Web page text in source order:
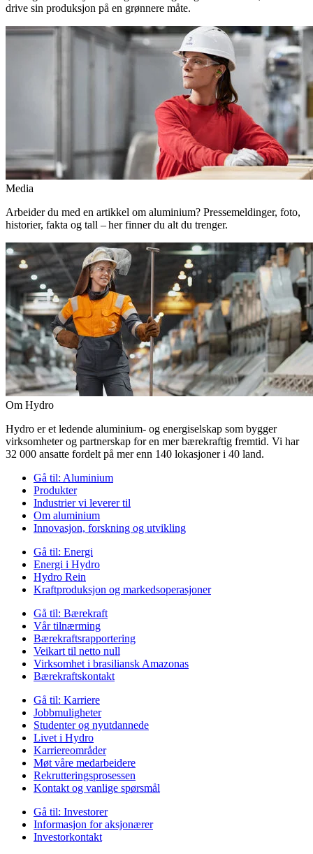
drive sin produksjon på en grønnere måte.
Media
Arbeider du med en artikkel om aluminium? Pressemeldinger, foto,
historier, fakta og tall – her finner du alt du trenger.
Om Hydro
Hydro er et ledende aluminium- og energiselskap som bygger
virksomheter og partnerskap for en mer bærekraftig fremtid. Vi har
32 000 ansatte fordelt på mer enn 140 lokasjoner i 40 land.
Gå til: Aluminium
Produkter
Industrier vi leverer til
Om aluminium
Innovasjon, forskning og utvikling
Gå til: Energi
Energi i Hydro
Hydro Rein
Kraftproduksjon og markedsoperasjoner
Gå til: Bærekraft
Vår tilnærming
Bærekraftsrapportering
Veikart til netto null
Virksomhet i brasiliansk Amazonas
Bærekraftskontakt
Gå til: Karriere
Jobbmuligheter
Studenter og nyutdannede
Livet i Hydro
Karriereområder
Møt våre medarbeidere
Rekrutteringsprosessen
Kontakt og vanlige spørsmål
Gå til: Investorer
Informasjon for aksjonærer
Investorkontakt